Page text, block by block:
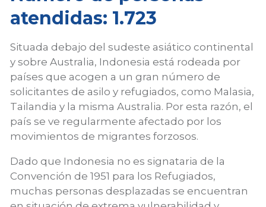
atendidas: 1.723
Situada debajo del sudeste asiático continental
y sobre Australia, Indonesia está rodeada por
países que acogen a un gran número de
solicitantes de asilo y refugiados, como Malasia,
Tailandia y la misma Australia. Por esta razón, el
país se ve regularmente afectado por los
movimientos de migrantes forzosos.
Dado que Indonesia no es signataria de la
Convención de 1951 para los Refugiados,
muchas personas desplazadas se encuentran